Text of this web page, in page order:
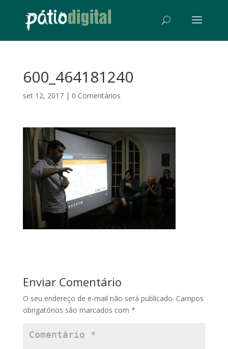
600_464181240
set 12, 2017| 0 Comentários
Enviar Comentário
O seu endereço de e-mail não será publicado. Campos
obrigatórios são marcados com *